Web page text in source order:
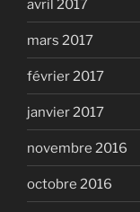
avril 2017
mars 2017
février 2017
janvier 2017
novembre 2016
octobre 2016